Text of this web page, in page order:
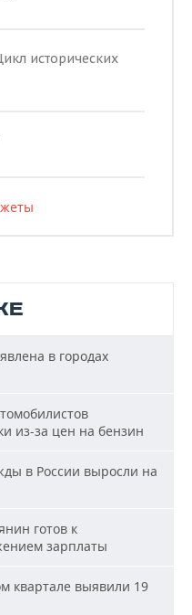
исторических
в городах
из-за цен на бензин
в России выросли на
готов к
зарплаты
квартале выявили 19